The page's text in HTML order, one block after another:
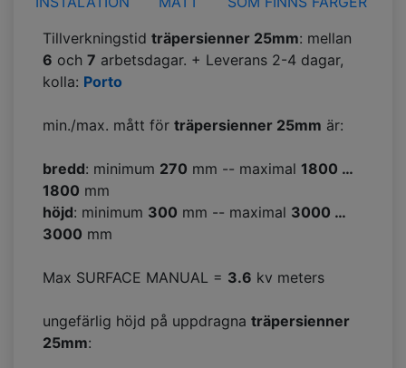
Tillverkningstid träpersienner 25mm: mellan
6 och 7 arbetsdagar. + Leverans 2-4 dagar,
kolla: Porto
min./max. mått för träpersienner 25mm är:
bredd: minimum 270 mm -- maximal 1800 …
1800 mm
höjd: minimum 300 mm -- maximal 3000 …
3000 mm
Max SURFACE MANUAL = 3.6 kv meters
ungefärlig höjd på uppdragna träpersienner
25mm: